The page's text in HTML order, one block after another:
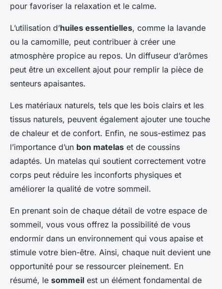
pour favoriser la relaxation et le calme.
L’utilisation d’huiles essentielles, comme la lavande
ou la camomille, peut contribuer à créer une
atmosphère propice au repos. Un diffuseur d’arômes
peut être un excellent ajout pour remplir la pièce de
senteurs apaisantes.
Les matériaux naturels, tels que les bois clairs et les
tissus naturels, peuvent également ajouter une touche
de chaleur et de confort. Enfin, ne sous-estimez pas
l’importance d’un bon matelas et de coussins
adaptés. Un matelas qui soutient correctement votre
corps peut réduire les inconforts physiques et
améliorer la qualité de votre sommeil.
En prenant soin de chaque détail de votre espace de
sommeil, vous vous offrez la possibilité de vous
endormir dans un environnement qui vous apaise et
stimule votre bien-être. Ainsi, chaque nuit devient une
opportunité pour se ressourcer pleinement. En
résumé, le sommeil est un élément fondamental de